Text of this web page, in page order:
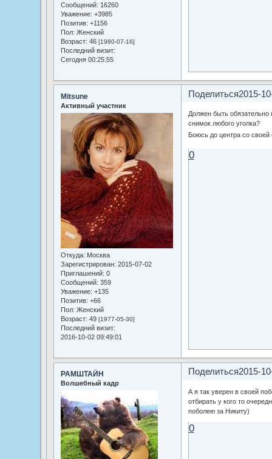
Сообщений: 16260
Уважение: +3985
Позитив: +1156
Пол: Женский
Возраст: 46 [1980-07-16]
Последний визит:
Сегодня 00:25:55
Поделиться2015-
Mitsune
Активный участник
Откуда: Москва
Зарегистрирован: 2015-07-02
Приглашений: 0
Сообщений: 359
Уважение: +135
Позитив: +66
Пол: Женский
Возраст: 49 [1977-05-30]
Последний визит:
2016-10-02 09:49:01
Должен быть обязательно
снимок любого уголка?
Боюсь до центра со
0
Поделиться2015-
РАМШТАЙН
Волшебный кадр
А я так уверен в своей
отбирать у кого то
поболею за Никиту)
0